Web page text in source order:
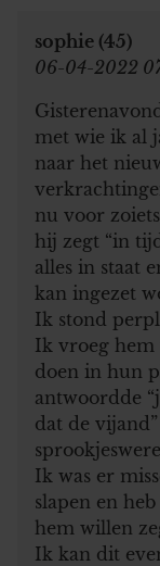
sophie (45)
06-04-2022
met wie ik al
naar het
nu voor
hij zegt “in
alles in staat
kan ingezet
Ik stond
Ik vroeg hem
doen in hun
antwoordde
dat de
Ik was er
slapen en
hem willen
Ik kan dit